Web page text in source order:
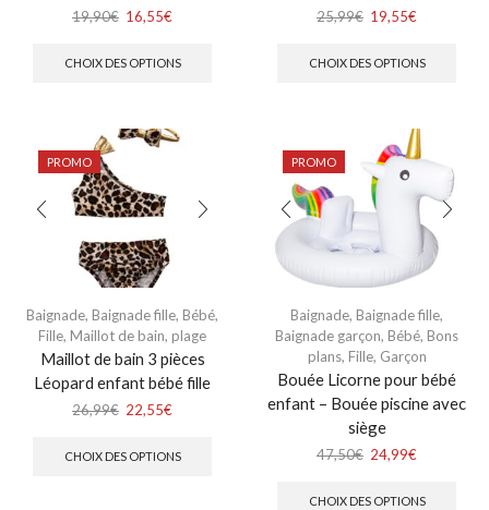
19,90€ 16,55€
CHOIX DES OPTIONS
25,99€ 19,55€
CHOIX DES OPTIONS
PROMO
Baignade, Baignade fille, Bébé,
Fille, Maillot de bain, plage
Maillot de bain 3 pièces
Léopard enfant bébé fille
26,99€ 22,55€
CHOIX DES OPTIONS
PROMO
Baignade, Baignade fille,
Baignade garçon, Bébé, Bons
plans, Fille, Garçon
Bouée Licorne pour bébé
enfant – Bouée piscine avec
siège
47,50€ 24,99€
CHOIX DES OPTIONS